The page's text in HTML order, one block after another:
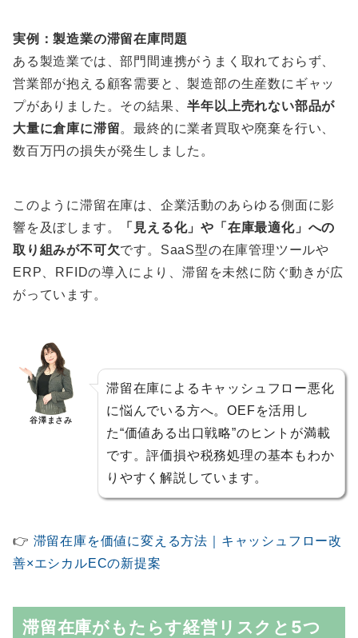
実例：製造業の滞留在庫問題
ある製造業では、部門間連携がうまく取れておらず、
営業部が抱える顧客需要と、製造部の生産数にギャッ
プがありました。その結果、半年以上売れない部品が
大量に倉庫に滞留。最終的に業者買取や廃棄を行い、
数百万円の損失が発生しました。
このように滞留在庫は、企業活動のあらゆる側面に影
響を及ぼします。
「見える化」や「在庫最適化」への
取り組みが不可欠です。SaaS型の在庫管理ツールや
ERP、RFIDの導入により、滞留を未然に防ぐ動きが広
がっています。
谷澤まさみ
滞留在庫によるキャッシュフロー悪化
に悩んでいる方へ。OEFを活用し
た“価値ある出口戦略”のヒントが満載
です。評価損や税務処理の基本もわか
りやすく解説しています。
👉 滞留在庫を価値に変える方法｜キャッシュフロー改
善×エシカルECの新提案
滞留在庫がもたらす経営リスクと5つ